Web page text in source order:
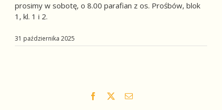
prosimy w sobotę, o 8.00 parafian z os. Prośbów, blok
1, kl. 1 i 2.
31 października 2025
Facebook Email